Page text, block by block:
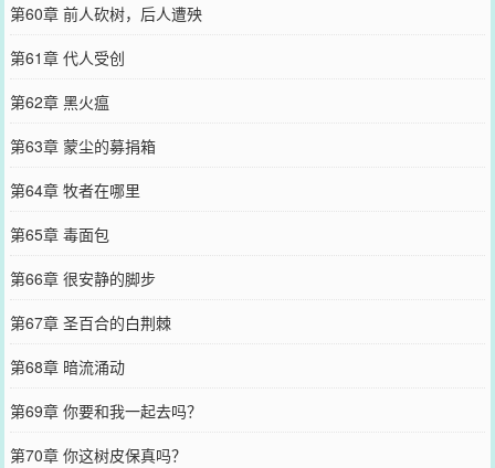
第60章 前人砍树，后人遭殃
第61章 代人受创
第62章 黑火瘟
第63章 蒙尘的募捐箱
第64章 牧者在哪里
第65章 毒面包
第66章 很安静的脚步
第67章 圣百合的白荆棘
第68章 暗流涌动
第69章 你要和我一起去吗？
第70章 你这树皮保真吗？